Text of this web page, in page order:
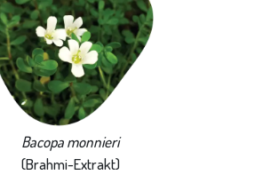
Bacopa monnieri
(Brahmi-Extrakt)